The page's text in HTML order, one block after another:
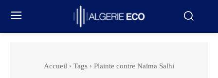
Accueil Tags Plainte contre Naïma Salhi